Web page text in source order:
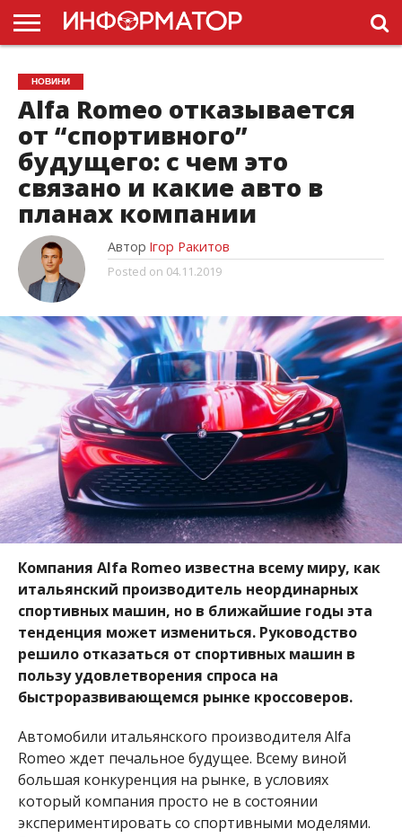
ГОЛОВНА
НОВИНИ
ПДР
УКРАЇНИ
РЕКЛАМА
ПРОЕКТЫ
НОВИНИ
Alfa Romeo отказывается
от “спортивного”
будущего: с чем это
связано и какие авто в
планах компании
Автор Ігор Ракитов
Posted on 04.11.2019
Компания Alfa Romeo известна всему миру, как
итальянский производитель неординарных
спортивных машин, но в ближайшие годы эта
тенденция может измениться. Руководство
решило отказаться от спортивных машин в
пользу удовлетворения спроса на
быстроразвивающемся рынке кроссоверов.
Автомобили итальянского производителя Alfa
Romeo ждет печальное будущее. Всему виной
большая конкуренция на рынке, в условиях
который компания просто не в состоянии
экспериментировать со спортивными моделями.